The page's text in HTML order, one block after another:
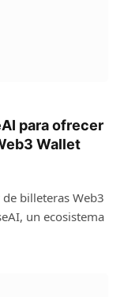
para ofrecer
Wallet
billeteras Web3
un ecosistema